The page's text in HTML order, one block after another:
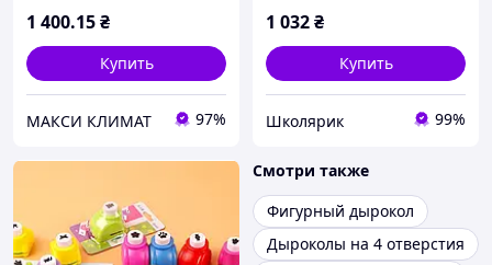
1 400.15₴
Купить
МАКСИ КЛИМАТ 97%
1 032₴
Купить
Школярик 99%
Смотри также
Фигурный дырокол
Дыроколы на 4 отверстия